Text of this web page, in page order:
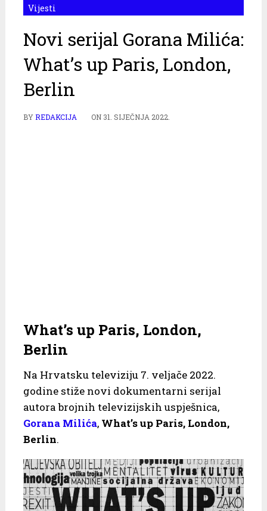
Vijesti
Novi serijal Gorana Milića:
What’s up Paris, London,
Berlin
BYREDAKCIJA ON 31. SIJEČNJA 2022.
What’s up Paris, London,
Berlin
Na Hrvatsku televiziju 7. veljače 2022.
godine stiže novi dokumentarni serijal
autora brojnih televizijskih uspješnica,
Gorana Milića, What’s up Paris, London,
Berlin.